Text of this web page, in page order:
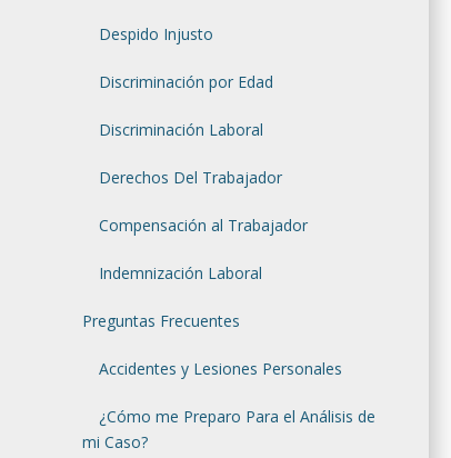
Despido Injusto
Discriminación por Edad
Discriminación Laboral
Derechos Del Trabajador
Compensación al Trabajador
Indemnización Laboral
Preguntas Frecuentes
Accidentes y Lesiones Personales
¿Cómo me Preparo Para el Análisis de
mi Caso?